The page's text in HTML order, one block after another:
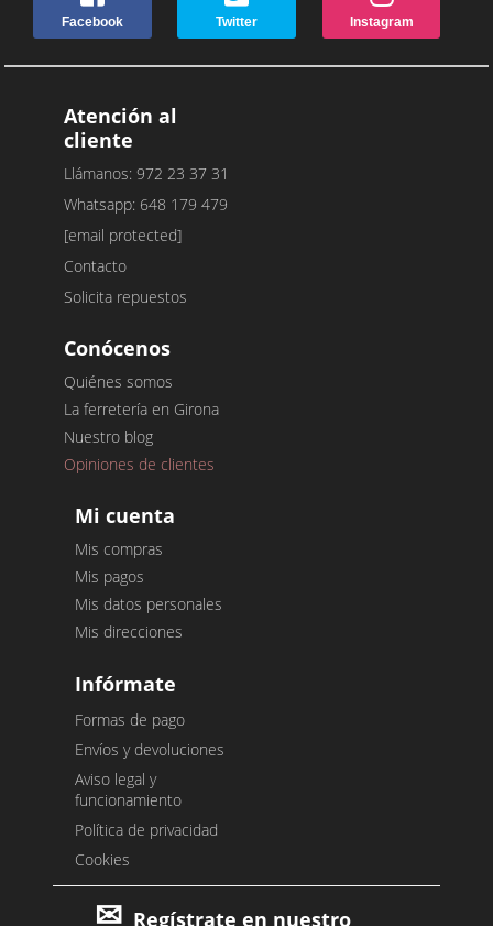
Facebook Twitter Instagram
Atención al
cliente
Llámanos: 972 23 37 31
Whatsapp: 648 179 479
[email protected]
Contacto
Solicita repuestos
Conócenos
Quiénes somos
La ferretería en Girona
Nuestro blog
Opiniones de clientes
Mi cuenta
Mis compras
Mis pagos
Mis datos personales
Mis direcciones
Infórmate
Formas de pago
Envíos y devoluciones
Aviso legal y
funcionamiento
Política de privacidad
Cookies
Regístrate en nuestro